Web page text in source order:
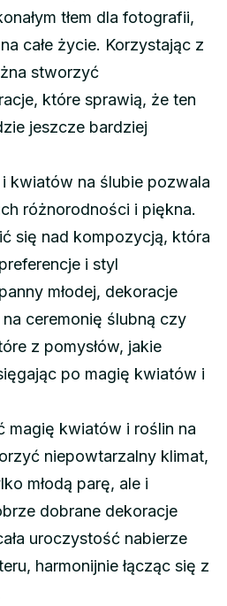
tłem dla fotografii,
całe życie. Korzystając z
stworzyć
które sprawią, że ten
jeszcze bardziej
kwiatów na ślubie pozwala
różnorodności i piękna.
się nad kompozycją, która
i styl
młodej, dekoracje
ceremonię ślubną czy
z pomysłów, jakie
po magię kwiatów i
magię kwiatów i roślin na
niepowtarzalny klimat,
młodą parę, ale i
dobrane dekoracje
uroczystość nabierze
harmonijnie łącząc się z